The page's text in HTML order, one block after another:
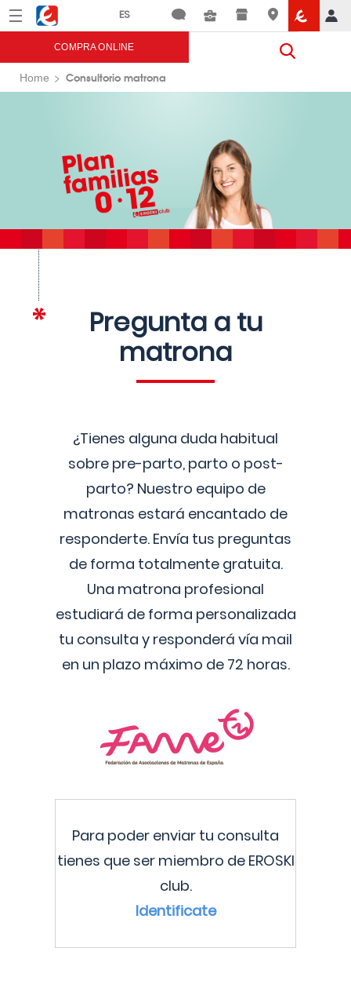
Menú Eroski
COMPRA ONLINE
Home Consultorio matrona
Pregunta a tu
matrona
¿Tienes alguna duda habitual
sobre pre-parto, parto o post-
parto? Nuestro equipo de
matronas estará encantado de
responderte. Envía tus preguntas
de forma totalmente gratuita.
Una matrona profesional
estudiará de forma personalizada
tu consulta y responderá vía mail
en un plazo máximo de 72 horas.
Para poder enviar tu consulta
tienes que ser miembro de EROSKI
club.
Identificate